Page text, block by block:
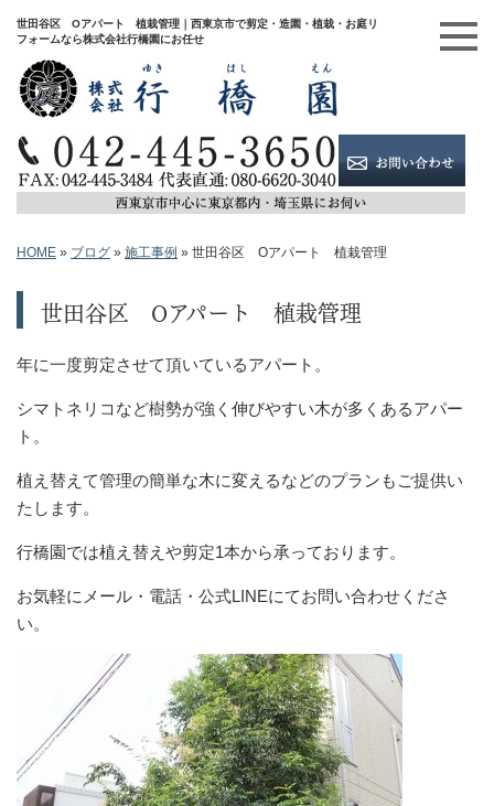
世田谷区 Oアパート 植栽管理｜西東京市で剪定・造園・植栽・お庭リ
フォームなら株式会社行橋園にお任せ
HOME » ブログ » 施工事例 » 世田谷区 Oアパート 植栽管理
世田谷区 Oアパート 植栽管理
年に一度剪定させて頂いているアパート。
シマトネリコなど樹勢が強く伸びやすい木が多くあるアパー
ト。
植え替えて管理の簡単な木に変えるなどのプランもご提供い
たします。
行橋園では植え替えや剪定1本から承っております。
お気軽にメール・電話・公式LINEにてお問い合わせくださ
い。